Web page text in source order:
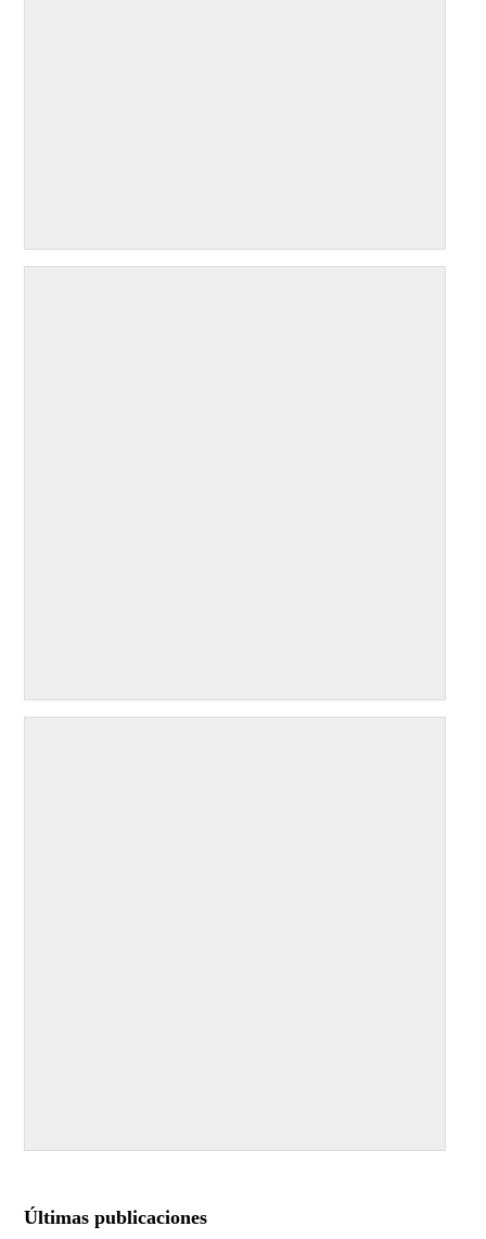
Últimas publicaciones